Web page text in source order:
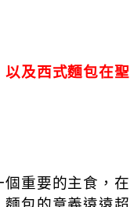
以及西式麵包在聖
重要的主食，在